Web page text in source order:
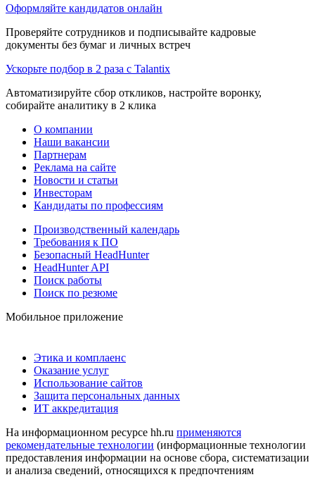
Оформляйте кандидатов онлайн
Проверяйте сотрудников и подписывайте кадровые
документы без бумаг и личных встреч
Ускорьте подбор в 2 раза с Talantix
Автоматизируйте сбор откликов, настройте воронку,
собирайте аналитику в 2 клика
О компании
Наши вакансии
Партнерам
Реклама на сайте
Новости и статьи
Инвесторам
Кандидаты по профессиям
Производственный календарь
Требования к ПО
Безопасный HeadHunter
HeadHunter API
Поиск работы
Поиск по резюме
Мобильное приложение
Этика и комплаенс
Оказание услуг
Использование сайтов
Защита персональных данных
ИТ аккредитация
На информационном ресурсе hh.ru применяются
рекомендательные технологии (информационные технологии
предоставления информации на основе сбора, систематизации
и анализа сведений, относящихся к предпочтениям